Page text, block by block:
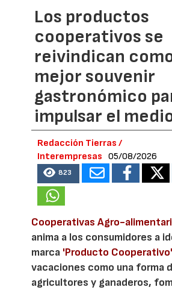
Los productos
cooperativos se
reivindican
mejor souvenir
gastronómico
impulsar el
Redacción Tierras /
Interempresas
05/08/2026
823
Cooperativas Agro-
anima a los consumidores a
marca 'Producto Cooperativo'
vacaciones como una forma
agricultores y ganaderos,